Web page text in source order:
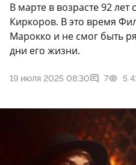
В марте в возрасте 92 лет
Киркоров. В это время
Марокко и не смог быть
дни его жизни.
19 июля 2025 08:30 7 5